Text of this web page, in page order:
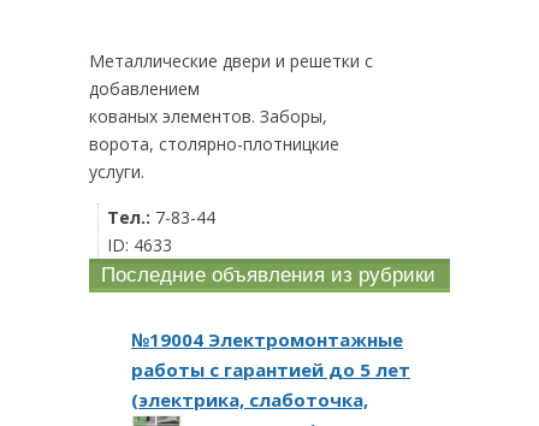
Металлические двери и решетки с
добавлением
кованых элементов. Заборы,
ворота, столярно-плотницкие
услуги.
Тел.: 7-83-44
ID: 4633
Последние объявления из рубрики
№19004 Электромонтажные
работы с гарантией до 5 лет
(электрика, слаботочка,